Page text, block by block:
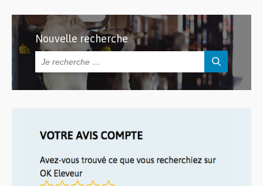
Nouvelle recherche